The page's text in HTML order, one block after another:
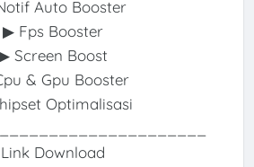
Auto Booster
▶ Fps Booster
Screen Boost
& Gpu Booster
Optimalisasi
Link Download